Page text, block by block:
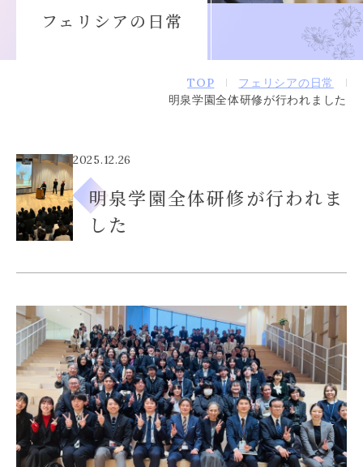
学校生活
進路進学
NEWS
フェリシアの日常
在校生・保護者の方へ
証明書類について
お問い合わせ・資料請求
個人情報保護方針
カスタマーハラスメントへの
対応に関する方針
学校法人明泉学園
フェリシアこども短期大学
フェリシアの日常
TOP
フェリシアの日常
明泉学園全体研修が行われました
2025.12.26
明泉学園全体研修が行われま
した